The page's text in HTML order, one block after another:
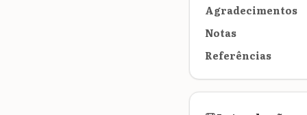
Agradecimentos
Notas
Referências